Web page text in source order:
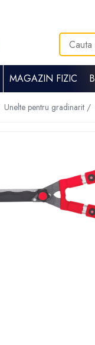
MAGAZIN FIZIC
Unelte pentru gradinarit /